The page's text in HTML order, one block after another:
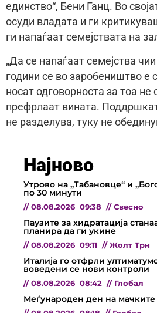
единство“, Бени Ганц. Во
осуди владата и ги
ги напаѓаат семејствата на
„Да се напаѓаат семејства
години се во заробеништво е
носат одговорноста за тоа не
префрлаат вината.
не разделува, туку не
Најново
Утрово на „Табановце“ и
по 30 минути
// 08.08.2026 09:38 // Свесно
Паузите за хидратација
планира да ги укине
// 08.08.2026 09:11 // Жолт Трн
Италија го отфрли
воведени се нови контроли
// 08.08.2026 08:42 // Глобал
Меѓународен ден на мачките